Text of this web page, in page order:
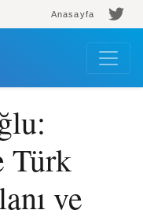
Anasayfa
Türk
ve